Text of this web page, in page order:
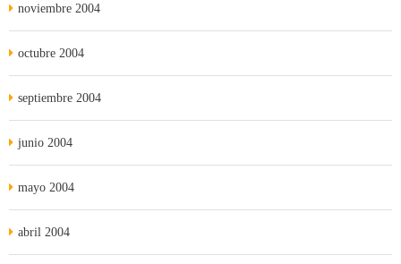
noviembre 2004
octubre 2004
septiembre 2004
junio 2004
mayo 2004
abril 2004